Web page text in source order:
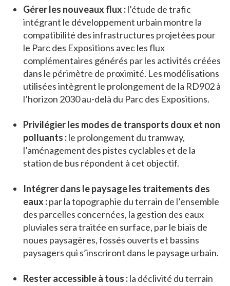
Gérer les nouveaux flux :l’étude de trafic
intégrant le développement urbain montre la
compatibilité des infrastructures projetées pour
le Parc des Expositions avec les flux
complémentaires générés par les activités créées
dans le périmètre de proximité. Les modélisations
utilisées intègrent le prolongement de la RD902 à
l’horizon 2030 au-delà du Parc des Expositions.
Privilégier les modes de transports doux et non
polluants :le prolongement du tramway,
l’aménagement des pistes cyclables et de la
station de bus répondent à cet objectif.
Intégrer dans le paysage les traitements des
eaux :par la topographie du terrain de l’ensemble
des parcelles concernées, la gestion des eaux
pluviales sera traitée en surface, par le biais de
noues paysagères, fossés ouverts et bassins
paysagers qui s’inscriront dans le paysage urbain.
Rester accessible à tous :la déclivité du terrain